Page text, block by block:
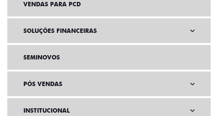
VENDAS PARA PCD
SOLUÇÕES FINANCEIRAS
SEMINOVOS
PÓS VENDAS
INSTITUCIONAL